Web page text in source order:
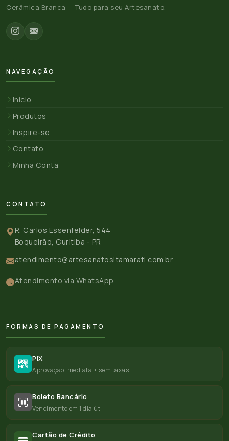
Cerâmica Branca — Tudo para seu Artesanato.
NAVEGAÇÃO
Início
Produtos
Inspire-se
Contato
Minha Conta
CONTATO
R. Carlos Essenfelder, 544
Boqueirão, Curitiba - PR
atendimento@artesanatositamarati.com.br
Atendimento via WhatsApp
FORMAS DE PAGAMENTO
PIX
Aprovação imediata • sem taxas
Boleto Bancário
Vencimento em 1 dia útil
Cartão de Crédito